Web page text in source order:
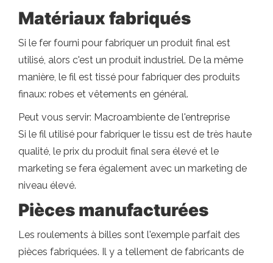
Matériaux fabriqués
Si le fer fourni pour fabriquer un produit final est
utilisé, alors c'est un produit industriel. De la même
manière, le fil est tissé pour fabriquer des produits
finaux: robes et vêtements en général.
Peut vous servir: Macroambiente de l'entreprise
Si le fil utilisé pour fabriquer le tissu est de très haute
qualité, le prix du produit final sera élevé et le
marketing se fera également avec un marketing de
niveau élevé.
Pièces manufacturées
Les roulements à billes sont l'exemple parfait des
pièces fabriquées. Il y a tellement de fabricants de